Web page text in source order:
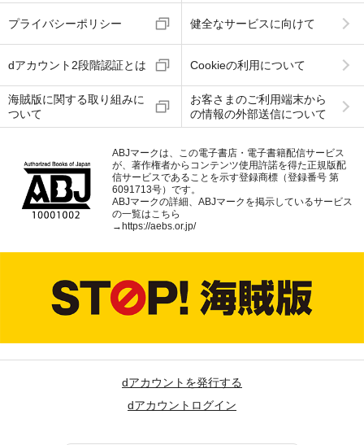
プライバシーポリシー 健全なサービスに向けて
dアカウント2段階認証とは Cookieの利用について
海賊版に関する取り組みに
ついて
お客さまのご利用端末から
の情報の外部送信について
ABJマークは、この電子書店・電子書籍配信サービス
が、著作権者からコンテンツ使用許諾を得た正規版配
信サービスであることを示す登録商標（登録番号 第
6091713号）です。
ABJマークの詳細、ABJマークを掲示しているサービス
の一覧はこちら
→ https://aebs.or.jp/
dアカウントを発行する
dアカウントログイン